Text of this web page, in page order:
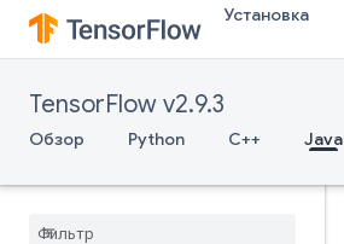
Установка
TensorFlow v2.9.3
Обзор Python C++ Java
Gather
GatherNd
GetElementAtIndex
GetOptions
GetSessionTensor